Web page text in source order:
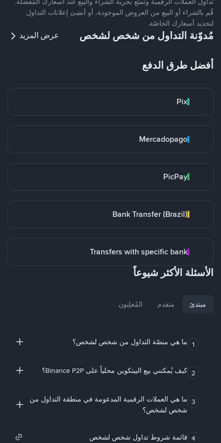
قُم بالشراء أو البيع من العروض الموجودة، أو أنشِئ إعلانات التداول
لتحديد أسعارك الخاصّة.
مُدوّنة التداول من شخص لشخص عرض المزيد
أفضل طرق الدفع
Pix
Mercadopago
PicPay
Bank Transfer (Brazil)
Transfers with specific bank
الأسئلة الأكثر شيوعاً
مبتدئ متقدم المُعلِنون
1 ما هي منصّة التداول من شخص لشخص؟
2 كيف يُمكنني بيع البيتكوين محلياً على Binance P2P؟
3 ما هي العملات الرقمية المدعومة في منطقة التداول من
شخص لشخص؟
4 قائمة شروط تداول شخص لشخص